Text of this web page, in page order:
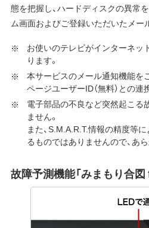
態を把握し、ハードディスクの異常
ム画面およびご登録いただいたメー
お使いのテレビがインターネッ
ります。
本サービスのメール通知機能を
ページユーザーID（無料）との連
電子部品の不良など突然起こる
ません。
また、S.M.A.R.T.情報の精度等
るものではありませんので、あ
故障予測機能「みまもり合図